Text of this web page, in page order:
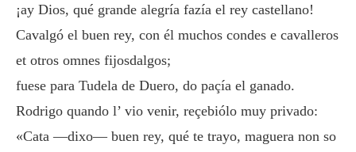
¡ay Dios, qué grande alegría fazía el rey castellano!
Cavalgó el buen rey, con él muchos condes e cavalleros
et otros omnes fijosdalgos;
fuese para Tudela de Duero, do paçía el ganado.
Rodrigo quando l’ vio venir, reçebiólo muy privado:
«Cata —dixo— buen rey, qué te trayo, maguera non so